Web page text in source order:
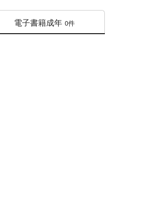
電子書籍成年 0件